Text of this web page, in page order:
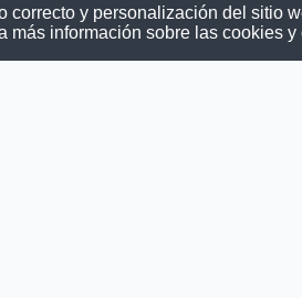
y personalización del sitio
información sobre las cookies